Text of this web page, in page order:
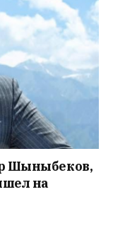
Шыныбеков,
на